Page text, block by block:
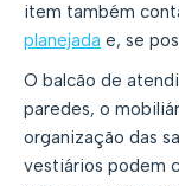
item também
planejada e, se
O balcão de
paredes, o
organização das
vestiários podem